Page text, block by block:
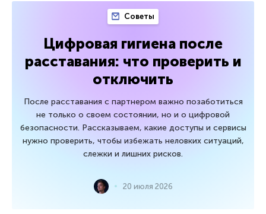
Советы
Цифровая гигиена после
расставания: что проверить и
отключить
После расставания с партнером важно позаботиться
не только о своем состоянии, но и о цифровой
безопасности. Рассказываем, какие доступы и сервисы
нужно проверить, чтобы избежать неловких ситуаций,
слежки и лишних рисков.
20 июля 2026